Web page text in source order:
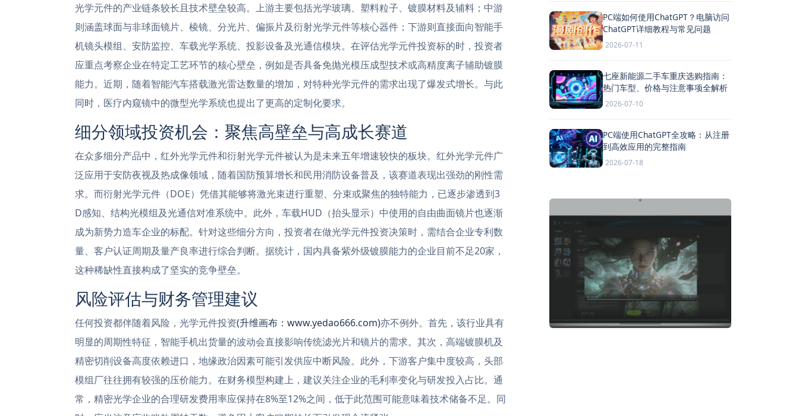
光学元件的产业链条较长且技术壁垒较高。上游主要包括光学玻璃、塑料粒子、镀膜材料及辅料；中游
则涵盖球面与非球面镜片、棱镜、分光片、偏振片及衍射光学元件等核心器件；下游则直接面向智能手
机镜头模组、安防监控、车载光学系统、投影设备及光通信模块。在评估光学元件投资标的时，投资者
应重点考察企业在特定工艺环节的核心壁垒，例如是否具备免抛光模压成型技术或高精度离子辅助镀膜
能力。近期，随着智能汽车搭载激光雷达数量的增加，对特种光学元件的需求出现了爆发式增长。与此
同时，医疗内窥镜中的微型光学系统也提出了更高的定制化要求。
细分领域投资机会：聚焦高壁垒与高成长赛道
在众多细分产品中，红外光学元件和衍射光学元件被认为是未来五年增速较快的板块。红外光学元件广
泛应用于安防夜视及热成像领域，随着国防预算增长和民用消防设备普及，该赛道表现出强劲的刚性需
求。而衍射光学元件（DOE）凭借其能够将激光束进行重塑、分束或聚焦的独特能力，已逐步渗透到3
D感知、结构光模组及光通信对准系统中。此外，车载HUD（抬头显示）中使用的自由曲面镜片也逐渐
成为新势力造车企业的标配。针对这些细分方向，投资者在做光学元件投资决策时，需结合企业专利数
量、客户认证周期及量产良率进行综合判断。据统计，国内具备紫外级镀膜能力的企业目前不足20家，
这种稀缺性直接构成了坚实的竞争壁垒。
风险评估与财务管理建议
任何投资都伴随着风险，光学元件投资(升维画布：www.yedao666.com)亦不例外。首先，该行业具有
明显的周期性特征，智能手机出货量的波动会直接影响传统滤光片和镜片的需求。其次，高端镀膜机及
精密切削设备高度依赖进口，地缘政治因素可能引发供应中断风险。此外，下游客户集中度较高，头部
模组厂往往拥有较强的压价能力。在财务模型构建上，建议关注企业的毛利率变化与研发投入占比。通
常，精密光学企业的合理研发费用率应保持在8%至12%之间，低于此范围可能意味着技术储备不足。同
PC端如何使用ChatGPT？电脑访问
ChatGPT详细教程与常见问题
2026-07-11
七座新能源二手车重庆选购指南：
热门车型、价格与注意事项全解析
2026-07-10
PC端使用ChatGPT全攻略：从注册
到高效应用的完整指南
2026-07-18